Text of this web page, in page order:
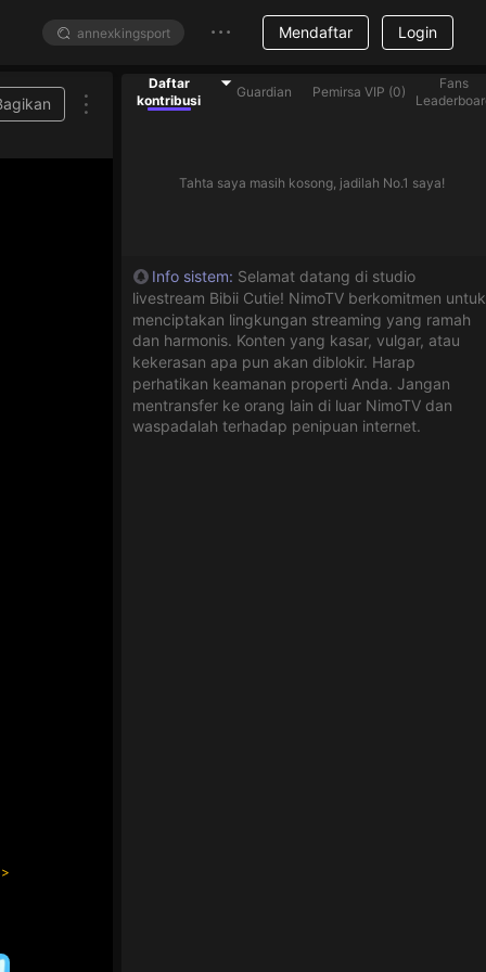
Mendaftar Login
Daftar
kontribusi
Guardian Pemirsa VIP (0)
Fans
Tahta saya masih kosong, jadilah No.1 saya!
Info sistem: Selamat datang di studio
livestream Bibii Cutie! NimoTV berkomitmen untuk
menciptakan lingkungan streaming yang ramah
dan harmonis. Konten yang kasar, vulgar, atau
kekerasan apa pun akan diblokir. Harap
perhatikan keamanan properti Anda. Jangan
mentransfer ke orang lain di luar NimoTV dan
waspadalah terhadap penipuan internet.